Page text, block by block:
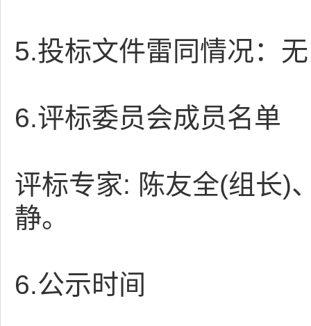
5.投标文件雷同情况：无
6.评标委员会成员名单
评标专家: 陈友全(组长)
静。
6.公示时间